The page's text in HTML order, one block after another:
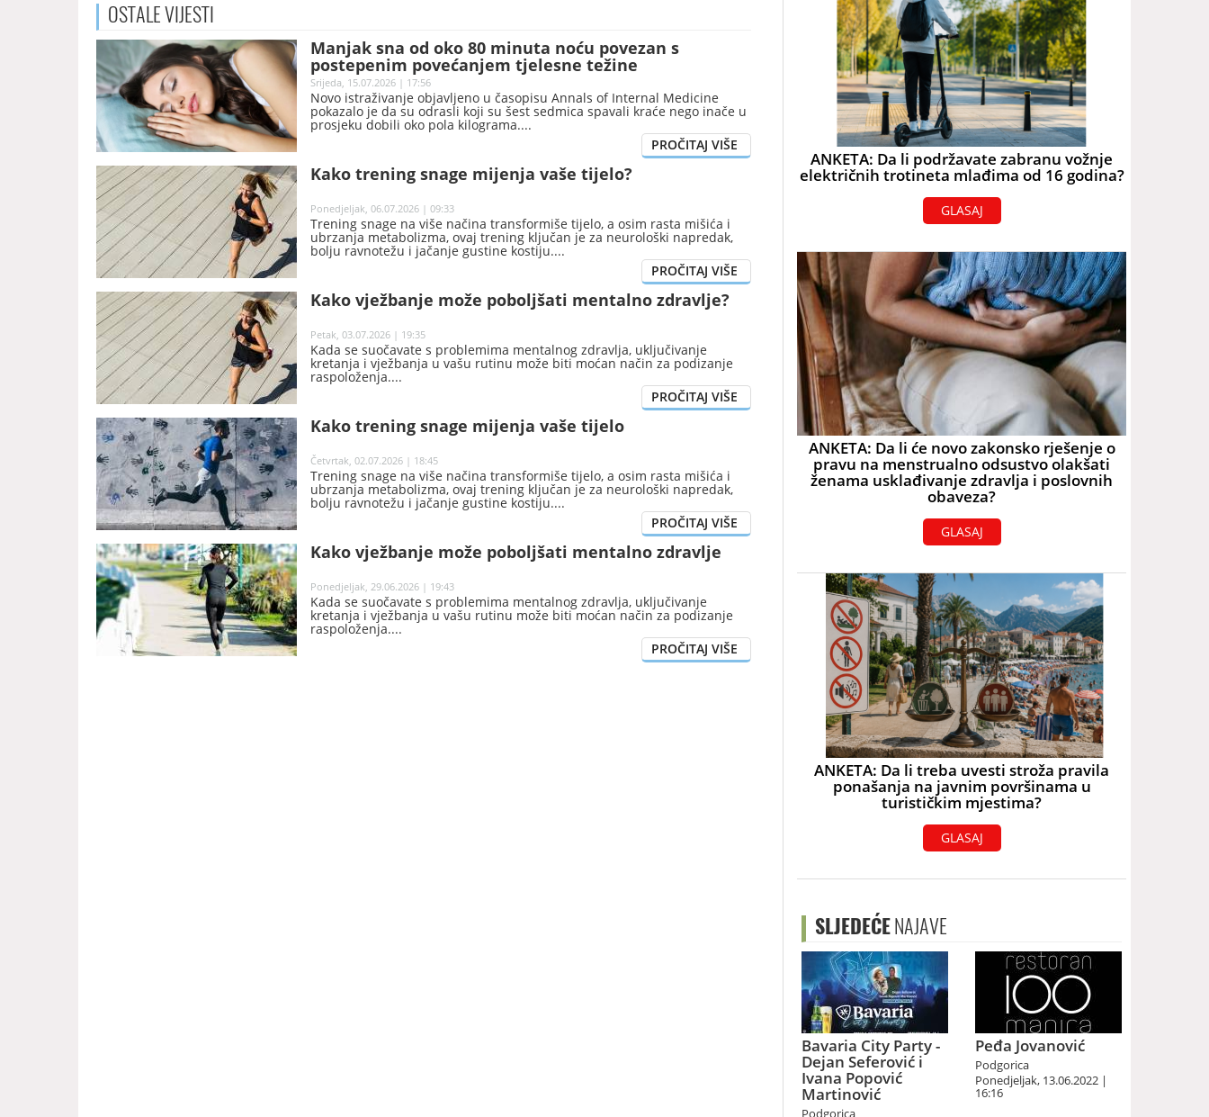
OSTALEVIJESTI
Manjak sna od oko 80 minuta noću povezan s
postepenim povećanjem tjelesne težine
Srijeda, 15.07.2026 | 17:56
Novo istraživanje objavljeno u časopisu Annals of Internal Medicine
pokazalo je da su odrasli koji su šest sedmica spavali kraće nego inače u
prosjeku dobili oko pola kilograma.
Kako trening snage mijenja vaše tijelo?
Ponedjeljak, 06.07.2026 | 09:33
Trening snage na više načina transformiše tijelo, a osim rasta mišića i
ubrzanja metabolizma, ovaj trening ključan je za neurološki napredak,
bolju ravnotežu i jačanje gustine kostiju.
Kako vježbanje može poboljšati mentalno zdravlje?
Petak, 03.07.2026 | 19:35
Kada se suočavate s problemima mentalnog zdravlja, uključivanje
kretanja i vježbanja u vašu rutinu može biti moćan način za podizanje
raspoloženja.
Kako trening snage mijenja vaše tijelo
Četvrtak, 02.07.2026 | 18:45
Trening snage na više načina transformiše tijelo, a osim rasta mišića i
ubrzanja metabolizma, ovaj trening ključan je za neurološki napredak,
bolju ravnotežu i jačanje gustine kostiju.
Kako vježbanje može poboljšati mentalno zdravlje
Ponedjeljak, 29.06.2026 | 19:43
Kada se suočavate s problemima mentalnog zdravlja, uključivanje
kretanja i vježbanja u vašu rutinu može biti moćan način za podizanje
raspoloženja.
ANKETA: Da li podržavate zabranu vožnje
električnih trotineta mlađima od 16 godina?
GLASAJ
ANKETA: Da li će novo zakonsko rješenje o
pravu na menstrualno odsustvo olakšati
ženama usklađivanje zdravlja i poslovnih
obaveza?
GLASAJ
ANKETA: Da li treba uvesti stroža pravila
ponašanja na javnim površinama u
turističkim mjestima?
GLASAJ
SLJEDEĆENAJAVE
Bavaria City Party -
Dejan Seferović i
Ivana Popović
Martinović
Podgorica
Peđa Jovanović
Podgorica
Ponedjeljak, 13.06.2022 |
16:16